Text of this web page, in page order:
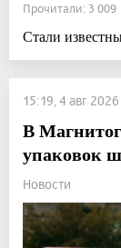
Прочитали: 3
Стали
15:19, 4 авг 2026
В
упаковок
Новости